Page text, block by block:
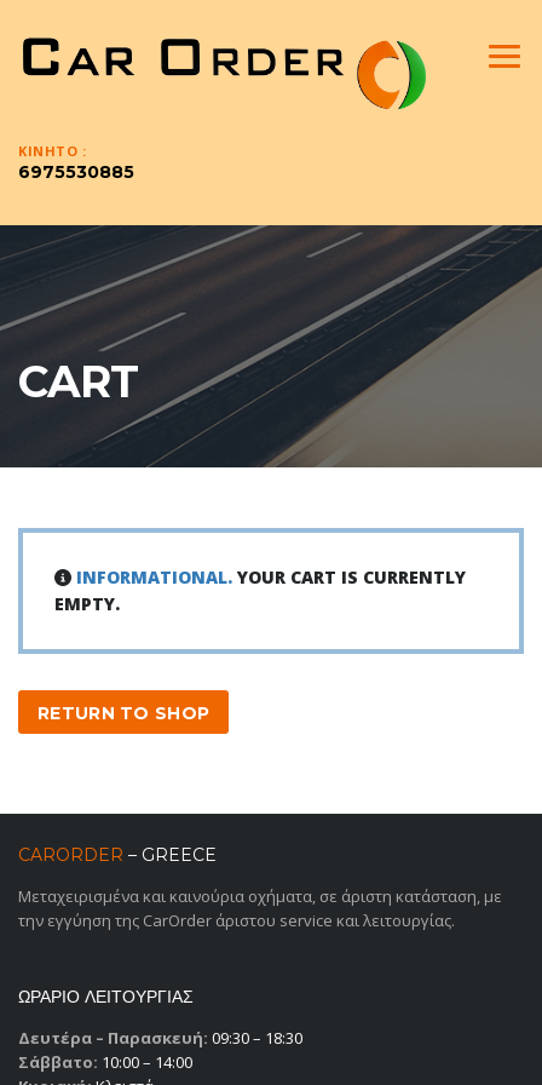
ΚΙΝΗΤO :
6975530885
CART
INFORMATIONAL. YOUR CART IS CURRENTLY
EMPTY.
RETURN TO SHOP
CARORDER – GREECE
Μεταχειρισμένα και καινούρια οχήματα, σε άριστη κατάσταση, με
την εγγύηση της CarOrder άριστου service και λειτουργίας.
ΩΡΑΡΙΟ ΛΕΙΤΟΥΡΓΙΑΣ
Δευτέρα – Παρασκευή: 09:30 – 18:30
Σάββατο: 10:00 – 14:00